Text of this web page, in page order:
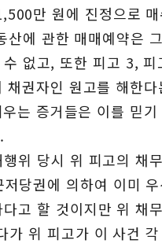
만 원에 진정으로
에 관한 매매예약은
없고, 또한 피고 3, 피
권자인 원고를 해한다
는 증거들은 이를 믿기
위 당시 위 피고의 채
당권에 의하여 이미 우
고 할 것이지만 위 채
가 위 피고가 이 사건